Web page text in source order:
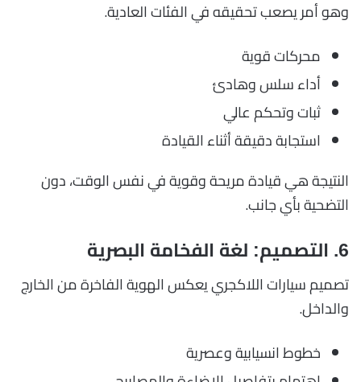
وهو أمر يصعب تحقيقه في الفئات العادية.
محركات قوية
أداء سلس وهادئ
ثبات وتحكم عالي
استجابة دقيقة أثناء القيادة
النتيجة هي قيادة مريحة وقوية في نفس الوقت، دون
التضحية بأي جانب.
6. التصميم: لغة الفخامة البصرية
تصميم سيارات اللاكجري يعكس الهوية الفاخرة من الخارج
والداخل.
خطوط انسيابية وعصرية